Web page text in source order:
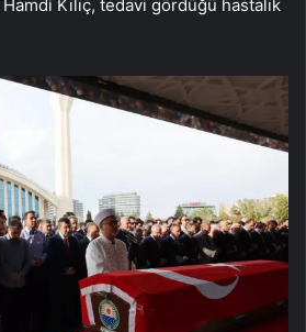
Kılıç, tedavi gördüğü hastalık